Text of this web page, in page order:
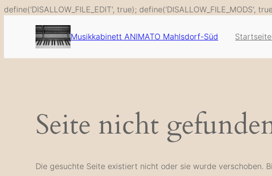
define('DISALLOW_FILE_EDIT', true); define('DISALLOW_FILE_MODS',
Musikkabinett ANIMATO Mahlsdorf-Süd Startseite
Seite nicht
Die gesuchte Seite existiert nicht oder sie wurde verschoben.